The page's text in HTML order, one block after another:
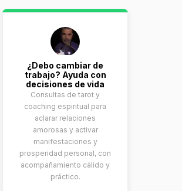
¿Debo cambiar de
trabajo? Ayuda con
decisiones de vida
Consultas de tarot y
coaching espiritual para
aclarar relaciones
amorosas y activar
manifestaciones y
prosperidad personal, con
acompañamiento cálido y
práctico.